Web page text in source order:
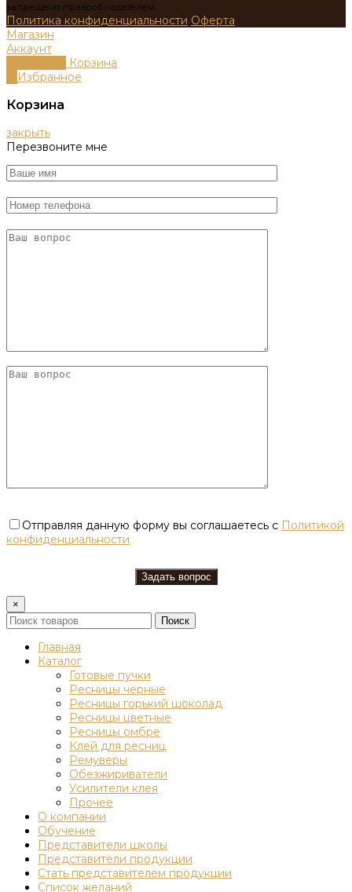
запрещено правообладателем.
Политика конфиденциальности Оферта
Магазин
Аккаунт
Корзина
Избранное
Корзина
закрыть
Перезвоните мне
Отправляя данную форму вы соглашаетесь с Политикой
конфиденциальности
×
Поиск
Главная
Каталог
Готовые пучки
Ресницы черные
Ресницы горький шоколад
Ресницы цветные
Ресницы омбре
Клей для ресниц
Ремуверы
Обезжириватели
Усилители клея
Прочее
О компании
Обучение
Представители школы
Представители продукции
Стать представителем продукции
Список желаний